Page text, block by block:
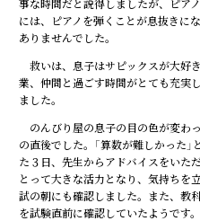
事な時間だと説得しましたが、ピア
には、ピアノを弾くことが息抜きに
ありませんでした。
救いは、息子はサピックスが大好
業、仲間と過ごす時間がとても充実
ました。
のんびり屋の息子の目の色が変わ
の直後でした。「算数が難しかった
た３日、先生からアドバイスをいた
とって大きな活力となり、気持ちを
試の朝にも確認しました。また、教
を試験直前に確認していたようです